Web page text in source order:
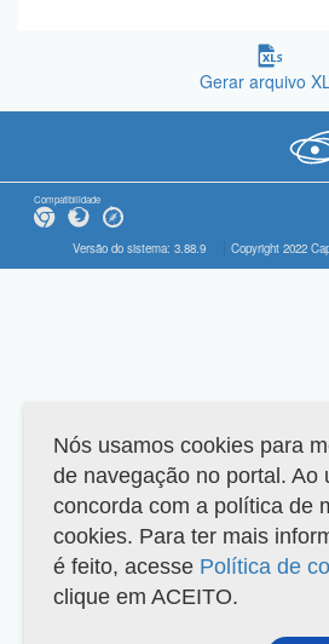
Gerar arquivo
Compatibilidade
Versão do sistema: 3.88.9 Copyright 2022
Nós usamos cookies para
de navegação no portal. Ao
concorda com a política de
cookies. Para ter mais
é feito, acesse Política de
clique em ACEITO.